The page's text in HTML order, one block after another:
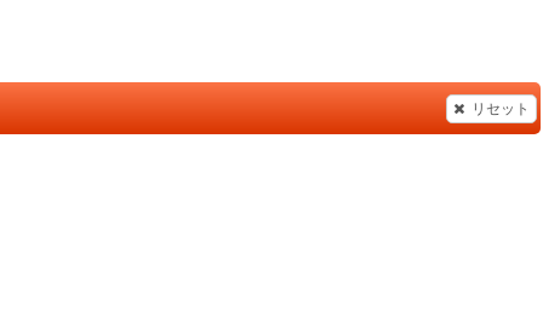
リセット